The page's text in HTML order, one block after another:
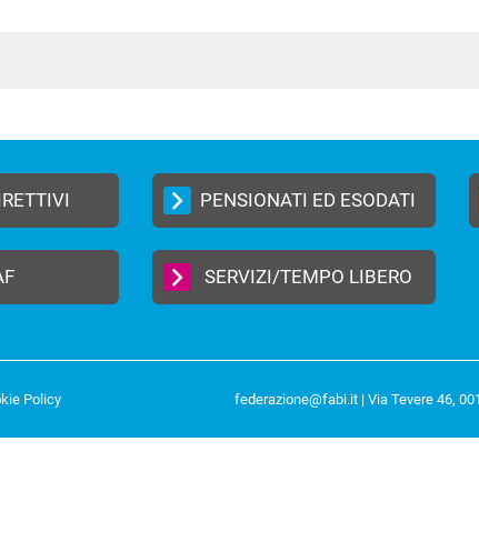
PENSIONATI ED ESODATI
SERVIZI/TEMPO LIBERO
Policy federazione@fabi.it | Via Tevere 46,